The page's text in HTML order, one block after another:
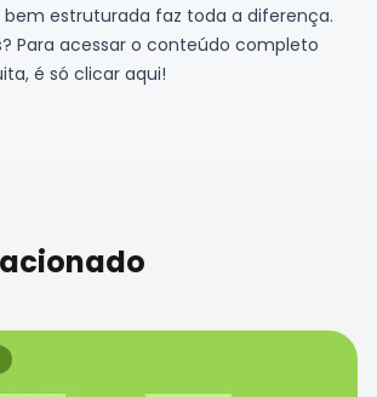
estruturada faz toda a diferença.
Para acessar o conteúdo completo
é só clicar aqui!